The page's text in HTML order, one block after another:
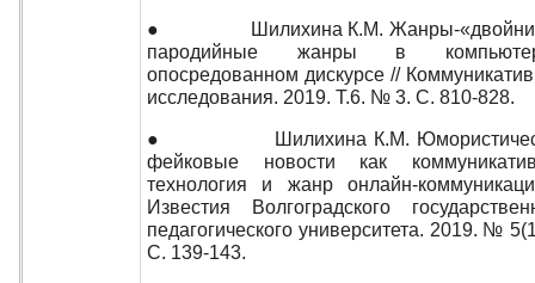
● Шилихина К.М. Жанры-
пародийные жанры в
опосредованном дискурсе //
исследования. 2019. Т.6. № 3. С. 810-828.
● Шилихина К.М.
фейковые новости как
технология и жанр онлайн-
Известия Волгоградского
педагогического университета. 2019. №
С. 139-143.